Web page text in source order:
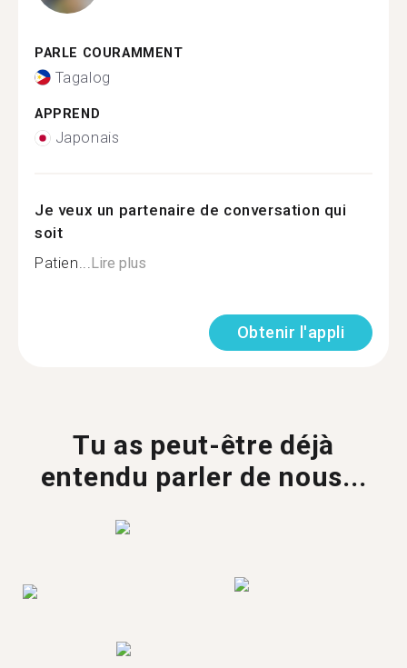
PARLE COURAMMENT
Tagalog
APPREND
Japonais
Je veux un partenaire de conversation qui
soit
Patien...Lire plus
Obtenir l'appli
Tu as peut-être déjà
entendu parler de nous...